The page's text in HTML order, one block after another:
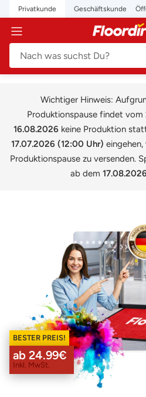
Direkt
zum
Inhalt
Privatkunde Geschäftskunde
Navigation
floordirekt.de
Wichtiger Hinweis:
Produktionspause findet vom
16.08.2026 keine Produktion
17.07.2026 (12:00 Uhr)
Produktionspause zu versenden.
ab dem
BESTER PREIS!
ab 24.99€
Inkl. MwSt.